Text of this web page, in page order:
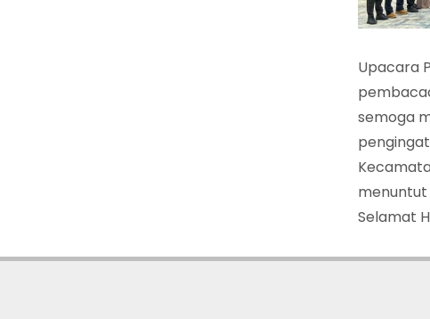
Upacara
semoga
menuntut
Selamat